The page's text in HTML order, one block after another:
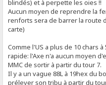
blindés) et à perpette les oies !!
Aucun moyen de reprendre la
renforts sera de barrer la route
carte)
Comme l'US a plus de 10 chars
rapide: l'Axe n'a aucun moyen
MMC de sortir à partir du tour 7.
Il y a un vague 88L à 19hex du
prélever son tribu à partir du